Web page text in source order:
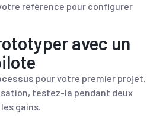
référence pour configurer
avec un
pour votre premier projet.
testez-la pendant deux
gains.